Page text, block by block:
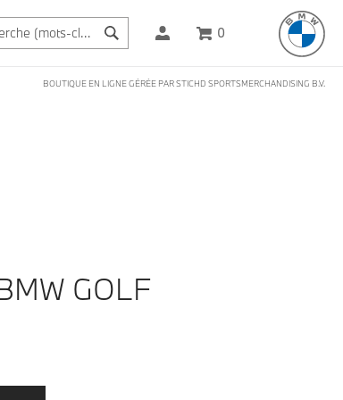
0
BOUTIQUE EN LIGNE GÉRÉE PAR STICHD SPORTSMERCHANDISING B.V.
GOLF